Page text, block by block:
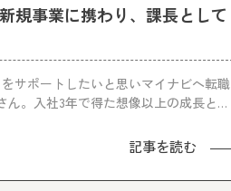
規事業に携わり、課長として
サポートしたいと思いマイナビへ転職
。入社3年で得た想像以上の成長とは
記事を読む